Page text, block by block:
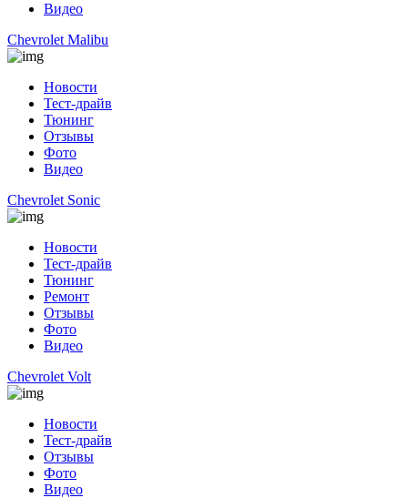
Видео
Chevrolet Malibu
Новости
Тест-драйв
Тюнинг
Отзывы
Фото
Видео
Chevrolet Sonic
Новости
Тест-драйв
Тюнинг
Ремонт
Отзывы
Фото
Видео
Chevrolet Volt
Новости
Тест-драйв
Отзывы
Фото
Видео